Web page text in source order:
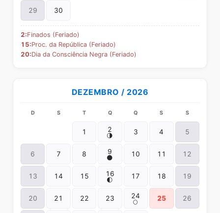
29 30
2:Finados (Feriado)
15:Proc. da República (Feriado)
20:Dia da Consciência Negra (Feriado)
DEZEMBRO / 2026
D S T Q Q S S
1 2
🌗 3 4 5
6 7 8 9
🌑 10 11 12
13 14 15 16
🌓 17 18 19
20 21 22 23 24
🌕 25 26